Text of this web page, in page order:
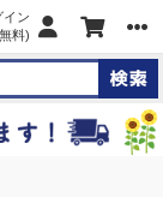
イン
料)